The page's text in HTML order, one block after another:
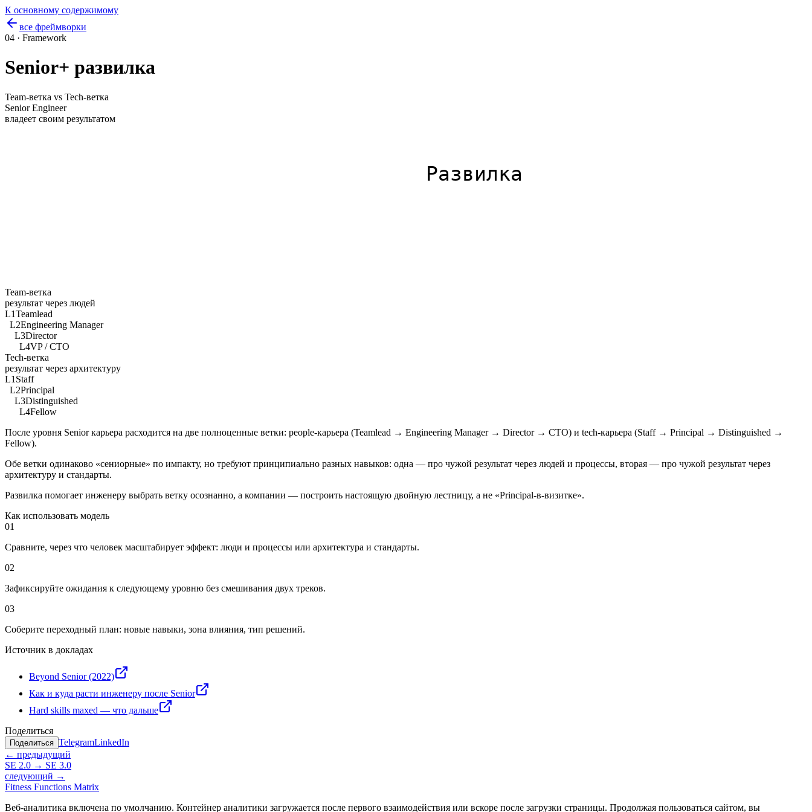
К основному содержимому
все фреймворки
04 · Framework
Senior+ развилка
Team-ветка vs Tech-ветка
Senior Engineer
владеет своим результатом
Развилка
Team-ветка
результат через людей
L1Teamlead
L2Engineering Manager
L3Director
L4VP / CTO
Tech-ветка
результат через архитектуру
L1Staff
L2Principal
L3Distinguished
L4Fellow
После уровня Senior карьера расходится на две полноценные ветки: people-карьера (Teamlead → Engineering Manager → Director → CTO) и tech-карьера (Staff → Principal → Distinguished →
Fellow).
Обе ветки одинаково «сениорные» по импакту, но требуют принципиально разных навыков: одна — про чужой результат через людей и процессы, вторая — про чужой результат через
архитектуру и стандарты.
Развилка помогает инженеру выбрать ветку осознанно, а компании — построить настоящую двойную лестницу, а не «Principal-в-визитке».
Как использовать модель
01
Сравните, через что человек масштабирует эффект: люди и процессы или архитектура и стандарты.
02
Зафиксируйте ожидания к следующему уровню без смешивания двух треков.
03
Соберите переходный план: новые навыки, зона влияния, тип решений.
Источник в докладах
Beyond Senior (2022)
Как и куда расти инженеру после Senior
Hard skills maxed — что дальше
Поделиться
Поделиться TelegramLinkedIn
← предыдущий
SE 2.0 → SE 3.0
следующий →
Fitness Functions Matrix
Веб-аналитика включена по умолчанию. Контейнер аналитики загружается после первого взаимодействия или вскоре после загрузки страницы. Продолжая пользоваться сайтом, вы